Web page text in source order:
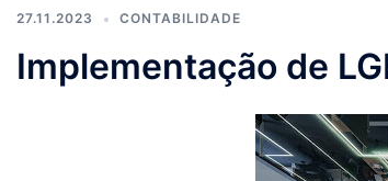
27.11.2023 CONTABILIDADE
Implementação de